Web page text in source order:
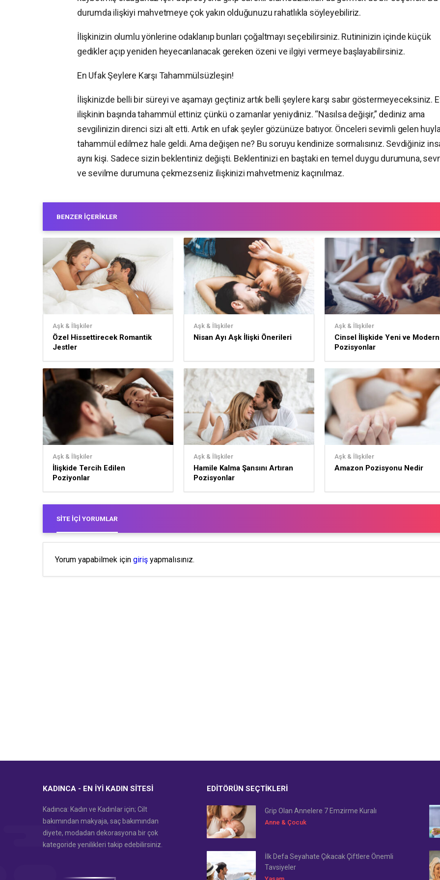
durumda ilişkiyi mahvetmeye çok yakın olduğunuzu rahatlıkla söyleyebiliriz.
İlişkinizin olumlu yönlerine odaklanıp bunları çoğaltmayı seçebilirsiniz. Rutininizin içinde küçük
gedikler açıp yeniden heyecanlanacak gereken özeni ve ilgiyi vermeye başlayabilirsiniz.
En Ufak Şeylere Karşı Tahammülsüzleşin!
İlişkinizde belli bir süreyi ve aşamayı geçtiniz artık belli şeylere karşı sabır göstermeyeceksiniz.
ilişkinin başında tahammül ettiniz çünkü o zamanlar yeniydiniz. “Nasılsa değişir,” dediniz ama
sevgilinizin direnci sizi alt etti. Artık en ufak şeyler gözünüze batıyor. Önceleri sevimli gelen
tahammül edilmez hale geldi. Ama değişen ne? Bu soruyu kendinize sormalısınız. Sevdiğiniz
aynı kişi. Sadece sizin beklentiniz değişti. Beklentinizi en baştaki en temel duygu durumuna,
ve sevilme durumuna çekmezseniz ilişkinizi mahvetmeniz kaçınılmaz.
BENZER İÇERIKLER
Aşk & İlişkiler
Özel Hissettirecek Romantik
Jestler
Aşk & İlişkiler
Nisan Ayı Aşk İlişki Önerileri
Aşk & İlişkiler
Cinsel İlişkide Yeni ve Modern
Pozisyonlar
Aşk & İlişkiler
İlişkide Tercih Edilen
Poziyonlar
Aşk & İlişkiler
Hamile Kalma Şansını Artıran
Pozisyonlar
Aşk & İlişkiler
Amazon Pozisyonu Nedir
SITE İÇI YORUMLAR
Yorum yapabilmek için giriş yapmalısınız.
KADINCA - EN İYI KADIN SITESI
Kadınca: Kadın ve Kadınlar için; Cilt
bakımından makyaja, saç bakımından
diyete, modadan dekorasyona bir çok
kategoride yenilikleri takip edebilirsiniz.
EDITÖRÜN SEÇTIKLERI
Grip Olan Annelere 7 Emzirme Kuralı
Anne & Çocuk
İlk Defa Seyahate Çıkacak Çiftlere Önemli
Tavsiyeler
Yaşam